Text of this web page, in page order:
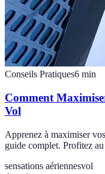
Conseils Pratiques6 min
Comment
Vol
Apprenez à maximiser
guide complet. Profitez
sensations aériennesvol